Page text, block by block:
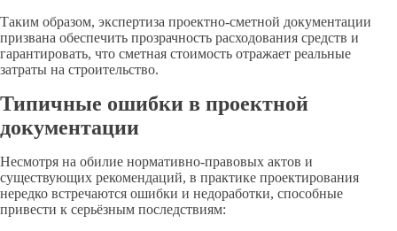
Таким образом, экспертиза проектно-сметной документации
призвана обеспечить прозрачность расходования средств и
гарантировать, что сметная стоимость отражает реальные
затраты на строительство.
Типичные ошибки в проектной
документации
Несмотря на обилие нормативно-правовых актов и
существующих рекомендаций, в практике проектирования
нередко встречаются ошибки и недоработки, способные
привести к серьёзным последствиям: